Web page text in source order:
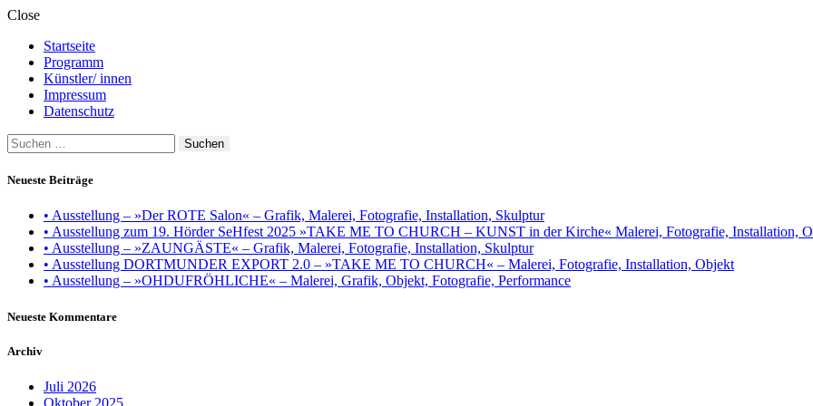
Close
Startseite
Programm
Künstler/ innen
Impressum
Datenschutz
Suchen
nach:
Neueste Beiträge
• Ausstellung – »Der ROTE Salon« – Grafik, Malerei, Fotografie, Installation, Skulptur
• Ausstellung zum 19. Hörder SeHfest 2025 »TAKE ME TO CHURCH – KUNST in der Kirche« Malerei, Fotografie, Installation,
• Ausstellung – »ZAUNGÄSTE« – Grafik, Malerei, Fotografie, Installation, Skulptur
• Ausstellung DORTMUNDER EXPORT 2.0 – »TAKE ME TO CHURCH« – Malerei, Fotografie, Installation, Objekt
• Ausstellung – »OHDUFRÖHLICHE« – Malerei, Grafik, Objekt, Fotografie, Performance
Neueste Kommentare
Archiv
Juli 2026
Oktober 2025